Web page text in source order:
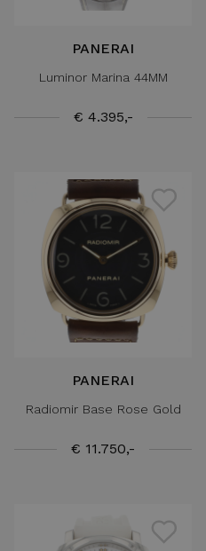
PANERAI
Luminor Marina 44MM
€ 4.395,-
PANERAI
Radiomir Base Rose Gold
€ 11.750,-